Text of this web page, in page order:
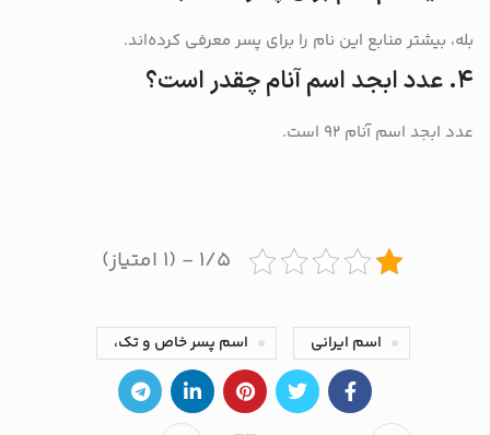
بله، بیشتر منابع این نام را برای پسر معرفی کرده‌اند.
۴. عدد ابجد اسم آنام چقدر است؟
عدد ابجد اسم آنام ۹۲ است.
۱/۵ - (۱ امتیاز)
اسم ایرانی اسم پسر خاص و تک،